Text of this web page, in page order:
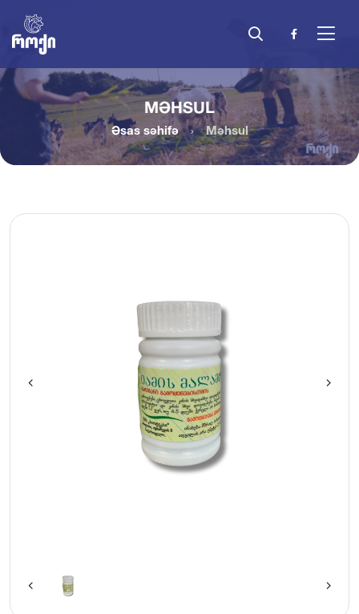
MƏHSUL
Əsas səhifə Məhsul